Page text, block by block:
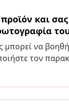
και
να
τον